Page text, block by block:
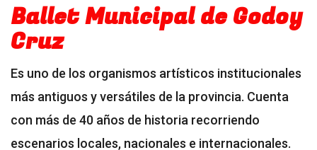
Ballet Municipal de Godoy
Cruz
Es uno de los organismos artísticos institucionales
más antiguos y versátiles de la provincia. Cuenta
con más de 40 años de historia recorriendo
escenarios locales, nacionales e internacionales.